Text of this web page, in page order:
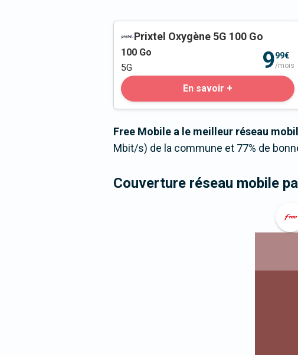
Prixtel Oxygène 5G 100 Go
100 Go
5G
999€
/mois
En savoir +
Free Mobile a le meilleur réseau
Mbit/s) de la commune et 77% de
Couverture réseau mobile